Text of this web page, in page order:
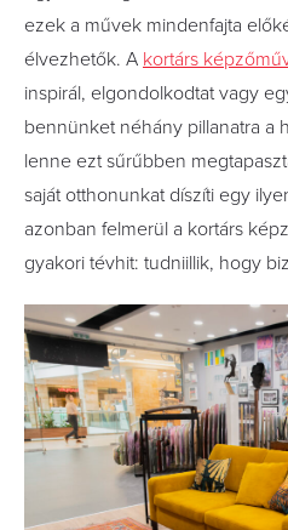
ezek a művek mindenfajta
élvezhetők. A kortárs
inspirál, elgondolkodtat vagy
bennünket néhány pillanatra a
lenne ezt sűrűbben
saját otthonunkat díszíti egy
azonban felmerül a kortárs
gyakori tévhit: tudniillik, hogy